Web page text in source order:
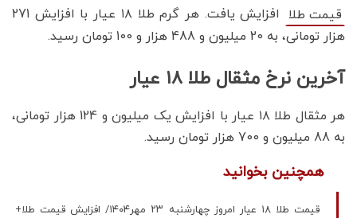
قیمت طلا
افزایش یافت. هر گرم طلا ۱۸ عیار با افزایش 271
هزار تومانی، به 20 میلیون و 488 هزار و 100 تومان رسید.
آخرین نرخ مثقال طلا ۱۸ عیار
هر مثقال طلا ۱۸ عیار با افزایش یک میلیون و 124 هزار تومانی،
به 88 میلیون و 700 هزار تومان رسید‌.
همچنین بخوانید
قیمت طلا ۱۸ عیار امروز چهارشنبه ۲۳ مهر۱۴۰۴/ افزایش قیمت طلا+